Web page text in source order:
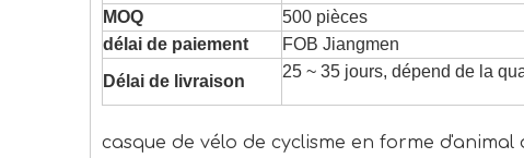
MOQ
500 pièces
délai de paiement
FOB Jiangmen
Délai de livraison
25 ~ 35 jours, dépend de la
casque de vélo de cyclisme en forme d'animal